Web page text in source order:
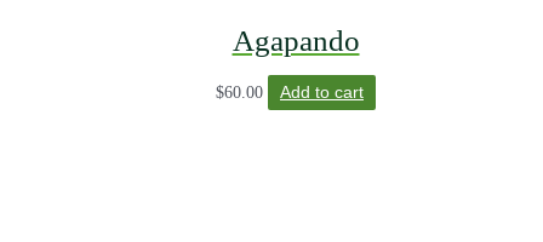
Agapando
$60.00 Add to cart